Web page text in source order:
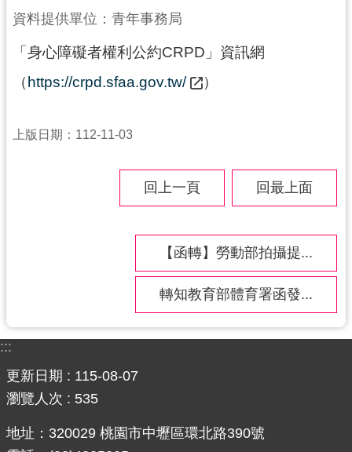
們
業
資
訊
青
基
介
資料提供單位：青年事務局
「身心障礙者權利公約CRPD」資訊網
（https://crpd.sfaa.gov.tw/ ）
上版日期：112-11-03
回上一頁 回最上面
【函轉】勞動部拍攝提...
轉知教育部體育署函發...
:::
更新日期
115-08-07
瀏覽人次
535
地址：320029 桃園市中壢區環北路390號